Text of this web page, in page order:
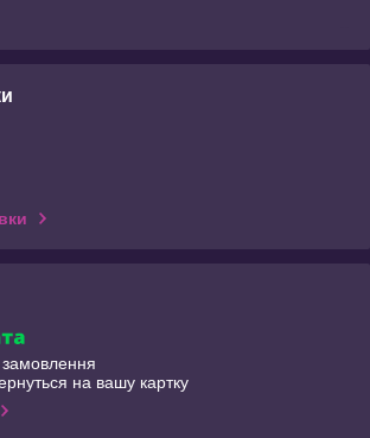
на вашу картку